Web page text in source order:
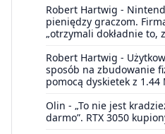
Robert Hartwig -
pieniędzy graczom.
„otrzymali dokładnie to,
Robert Hartwig -
sposób na zbudowanie
pomocą dyskietek z 1.44
Olin - „To nie jest
darmo”. RTX 3050